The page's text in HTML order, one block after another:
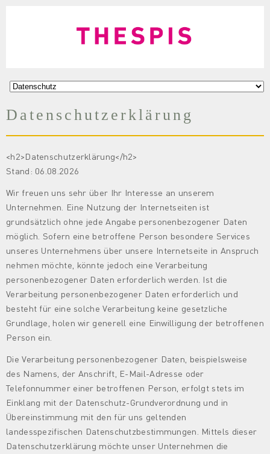
Datenschutzerklärung
<h2>Datenschutzerklärung</h2>
Stand: 06.08.2026
Wir freuen uns sehr über Ihr Interesse an unserem
Unternehmen. Eine Nutzung der Internetseiten ist
grundsätzlich ohne jede Angabe personenbezogener Daten
möglich. Sofern eine betroffene Person besondere Services
unseres Unternehmens über unsere Internetseite in Anspruch
nehmen möchte, könnte jedoch eine Verarbeitung
personenbezogener Daten erforderlich werden. Ist die
Verarbeitung personenbezogener Daten erforderlich und
besteht für eine solche Verarbeitung keine gesetzliche
Grundlage, holen wir generell eine Einwilligung der betroffenen
Person ein.
Die Verarbeitung personenbezogener Daten, beispielsweise
des Namens, der Anschrift, E-Mail-Adresse oder
Telefonnummer einer betroffenen Person, erfolgt stets im
Einklang mit der Datenschutz-Grundverordnung und in
Übereinstimmung mit den für uns geltenden
landesspezifischen Datenschutzbestimmungen. Mittels dieser
Datenschutzerklärung möchte unser Unternehmen die